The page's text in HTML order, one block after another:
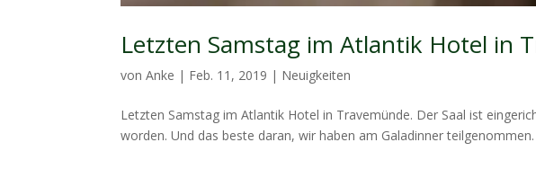
Letzten Samstag im Atlantik Hotel in
vonAnke | Feb. 11, 2019 | Neuigkeiten
Letzten Samstag im Atlantik Hotel in Travemünde. Der Saal ist
worden. Und das beste daran, wir haben am Galadinner